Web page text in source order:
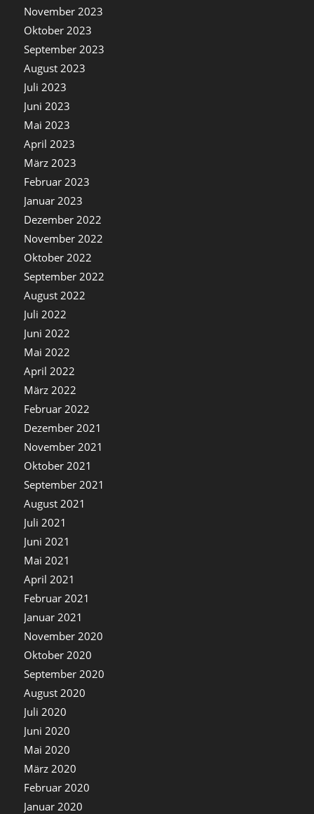
November 2023
Oktober 2023
September 2023
August 2023
Juli 2023
Juni 2023
Mai 2023
April 2023
März 2023
Februar 2023
Januar 2023
Dezember 2022
November 2022
Oktober 2022
September 2022
August 2022
Juli 2022
Juni 2022
Mai 2022
April 2022
März 2022
Februar 2022
Dezember 2021
November 2021
Oktober 2021
September 2021
August 2021
Juli 2021
Juni 2021
Mai 2021
April 2021
Februar 2021
Januar 2021
November 2020
Oktober 2020
September 2020
August 2020
Juli 2020
Juni 2020
Mai 2020
März 2020
Februar 2020
Januar 2020